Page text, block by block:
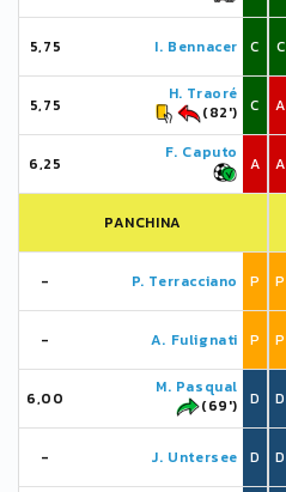
5,75 I. Bennacer C
5,75
H. Traoré
(82')
C
6,25
F. Caputo
A
PANCHINA
- P. Terracciano P
- A. Fulignati P
6,00
M. Pasqual
(69')
D
- J. Untersee D
C
A
A
P
P
D
D